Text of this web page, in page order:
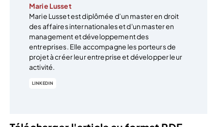
Marie Lusset
Marie Lusset est diplômée d’un master en droit
des affaires internationales et d'un master en
management et développement des
entreprises. Elle accompagne les porteurs de
projet à créer leur entreprise et développer leur
activité.
LINKEDIN